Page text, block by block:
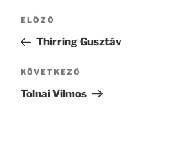
Bejegyzés
Korábbi
bejegyzés
ELŐZŐ
Thirring Gusztáv
Következő
bejegyzés
KÖVETKEZŐ
Tolnai Vilmos